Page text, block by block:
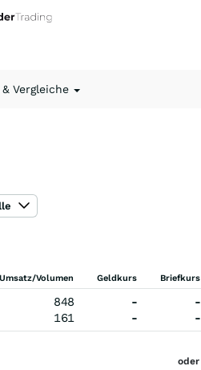
& Vergleiche
Volumen Geldkurs Briefkurs
848
161
-
-
-
-
oder